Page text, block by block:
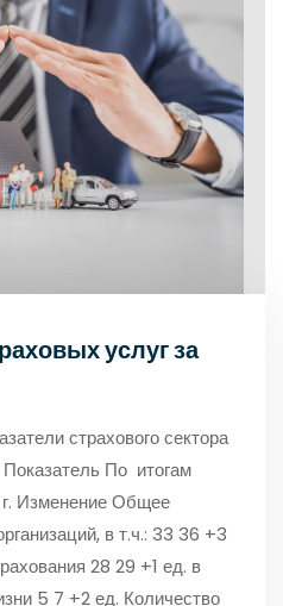
услуг за
страхового сектора
По итогам
Изменение Общее
в т.ч.: 33 36 +3
28 29 +1 ед. в
5 7 +2 ед. Количество